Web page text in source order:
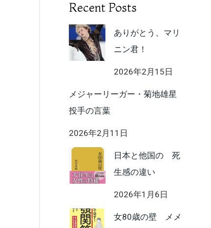
Recent Posts
ありがとう、マリ
ニン君！
2026年2月15日
メジャーリーガー・菊地雄星
投手の言葉
2026年2月11日
日本と他国の 死
生感の違い
2026年1月6日
女80歳の壁 メメ